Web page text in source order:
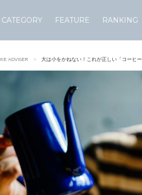
CATEGORY FEATURE RANKING
ADVISER 大は小をかねない！これが正しい「コーヒ